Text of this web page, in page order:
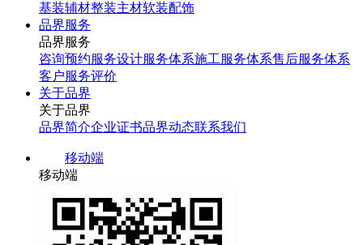
基装辅材整装主材软装配饰
品界服务
品界服务
咨询预约服务设计服务体系施工服务体系售后服务体系
客户服务评价
关于品界
关于品界
品界简介企业证书品界动态联系我们
移动端
移动端